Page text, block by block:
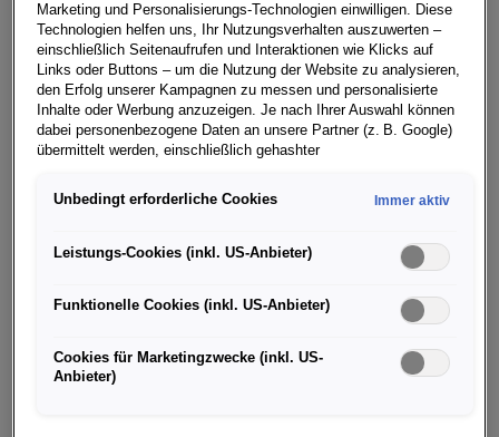
Der neue Audi A7 Sportback beeindruckt durch
athletische Ästhetik und eine dynamische Linienführung.
Die bogenspannende, straffe Dachlinie vereint den
sportlichen Zuschnitt eines Coupés mit dem
großzügigen Platzangebot und der Alltagstauglichkeit
des bewährten Sportback-Konzepts. „Der viertürige
die Progressivität und Dynamik von Audi“, sagt Marc
scharfe Kanten und wenige Zierelemente. Damit löst der
kompromisslos ein. Mit der neuen Designsprache
Marketing und Personalisierungs-Technologien einwilligen. Diese
Technologien helfen uns, Ihr Nutzungsverhalten auszuwerten –
einschließlich Seitenaufrufen und Interaktionen wie Klicks auf
Links oder Buttons – um die Nutzung der Website zu analysieren,
den Erfolg unserer Kampagnen zu messen und personalisierte
Inhalte oder Werbung anzuzeigen. Je nach Ihrer Auswahl können
dabei personenbezogene Daten an unsere Partner (z. B. Google)
übermittelt werden, einschließlich gehashter
(z. B. E Mail Adresse oder Telefonnummer).
Dienste der Google Ireland Ltd., die personenbezogene Daten an
die Google LLC in den USA weiterleiten kann. In den USA besteht
und eingeschränkte Rechtsschutzmöglichkeiten können nicht
von Standardvertragsklauseln der Europäischen Kommission.
Unbedingt erforderliche Cookies Immer aktiv
Leistungs-Cookies (inkl. US-Anbieter)
Funktionelle Cookies (inkl. US-Anbieter)
Cookies für Marketingzwecke (inkl. US-
Anbieter)